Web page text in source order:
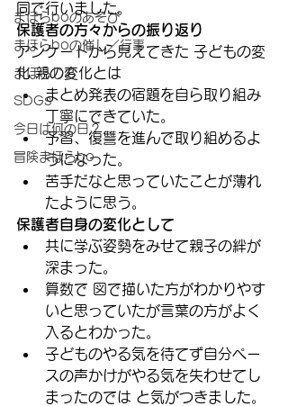
まほらboのあそび
まほらboの催し／行事
まほらじお
SDGs
今日は何の日？
冒険まほらbo
同で行いました。
保護者の方々からの振り返り
アンケートから見えてきた 子どもの変
化 親の変化とは
まとめ発表の宿題を自ら取り組み
丁寧にできていた。
予習、復讐を進んで取り組めるよ
うになった。
苦手だなと思っていたことが薄れ
たように思う。
保護者自身の変化として
共に学ぶ姿勢をみせて親子の絆が
深まった。
算数で 図で描いた方がわかりやす
いと思っていたが言葉の方がよく
入るとわかった。
子どものやる気を待てず自分ペー
スの声かけがやる気を失わせてし
まったのでは と気がつきました。